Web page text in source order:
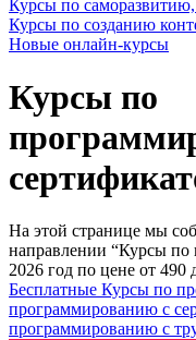
Курсы по
Курсы по созданию
Новые онлайн‑курсы
Курсы по
На этой странице мы
направлении “Курсы
2026 год по цене от 490
Бесплатные Курсы по
программированию с
программированию с